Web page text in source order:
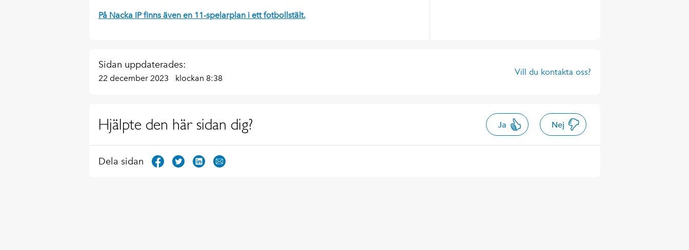
På Nacka IP finns även en 11-spelarplan i ett fotbollstält.
Sidan uppdaterades:
22 december 2023 klockan 8:38
Vill du kontakta oss?
Hjälpte den här sidan dig? Ja Nej
Dela sidan